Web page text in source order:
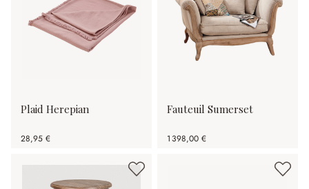
Plaid Herepian
28,95 €
Fauteuil Sumerset
1 398,00 €